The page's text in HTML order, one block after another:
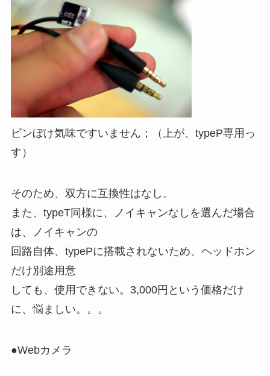
ピンぼけ気味ですいません；（上が、typeP専用っ
す）
そのため、双方に互換性はなし。
また、typeT同様に、ノイキャンなしを選んだ場合
は、ノイキャンの
回路自体、typePに搭載されないため、ヘッドホン
だけ別途用意
しても、使用できない。3,000円という価格だけ
に、悩ましい。。。
●Webカメラ